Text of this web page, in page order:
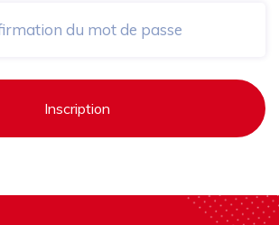
Inscription